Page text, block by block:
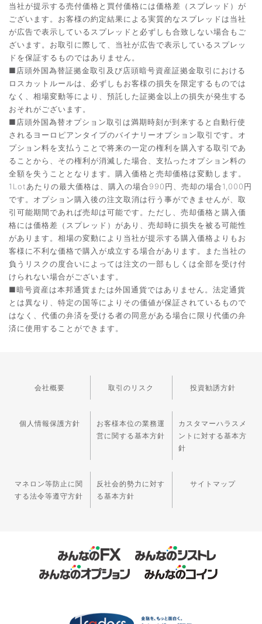
当社が提示する売付価格と買付価格には価格差（スプレッド）が
ございます。お客様の約定結果による実質的なスプレッドは当社
が広告で表示しているスプレッドと必ずしも合致しない場合もご
ざいます。お取引に際して、当社が広告で表示しているスプレッ
ドを保証するものではありません。
■店頭外国為替証拠金取引及び店頭暗号資産証拠金取引における
ロスカットルールは、必ずしもお客様の損失を限定するものでは
なく、相場変動等により、預託した証拠金以上の損失が発生する
おそれがございます。
■店頭外国為替オプション取引は満期時刻が到来すると自動行使
されるヨーロピアンタイプのバイナリーオプション取引です。オ
プション料を支払うことで将来の一定の権利を購入する取引であ
ることから、その権利が消滅した場合、支払ったオプション料の
全額を失うこととなります。購入価格と売却価格は変動します。
1Lotあたりの最大価格は、購入の場合990円、売却の場合1,000円
です。オプション購入後の注文取消は行う事ができませんが、取
引可能期間であれば売却は可能です。ただし、売却価格と購入価
格には価格差（スプレッド）があり、売却時に損失を被る可能性
があります。相場の変動により当社が提示する購入価格よりもお
客様に不利な価格で購入が成立する場合があります。また当社の
負うリスクの度合いによっては注文の一部もしくは全部を受け付
けられない場合がございます。
■暗号資産は本邦通貨または外国通貨ではありません。法定通貨
とは異なり、特定の国等によりその価値が保証されているもので
はなく、代価の弁済を受ける者の同意がある場合に限り代価の弁
済に使用することができます。
会社概要 取引のリスク 投資勧誘方針
個人情報保護方針
お客様本位の業務運
営に関する基本方針
カスタマーハラスメ
ントに対する基本方
針
マネロン等防止に関
する法令等遵守方針
反社会的勢力に対す
る基本方針
サイトマップ